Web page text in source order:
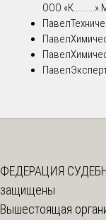
ООО
Павел
Павел
Павел
Павел
ФЕДЕРАЦИЯ
защищены
Вышестоящая